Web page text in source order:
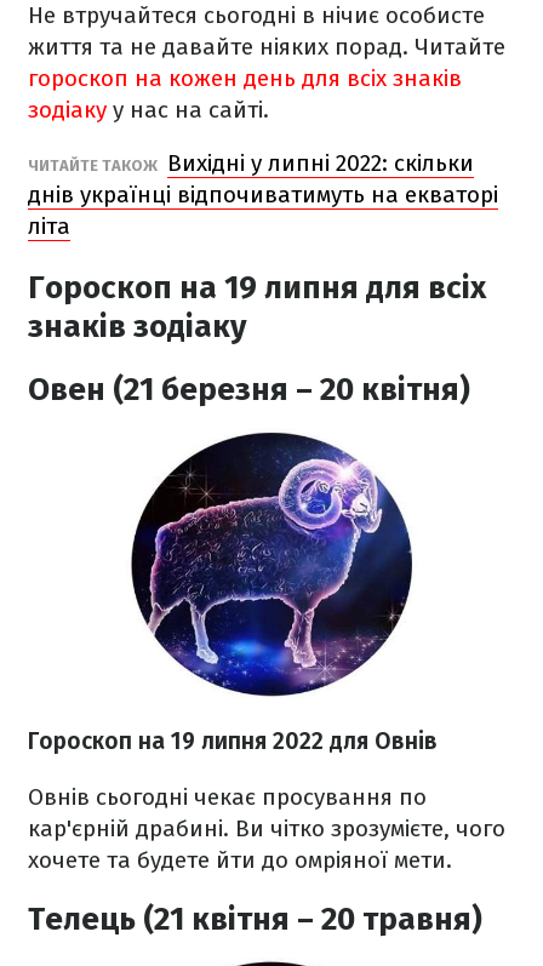
Не втручайтеся сьогодні в нічиє особисте
життя та не давайте ніяких порад. Читайте
гороскоп на кожен день для всіх знаків
зодіаку у нас на сайті.
ЧИТАЙТЕ ТАКОЖ
Вихідні у липні 2022: скільки
днів українці відпочиватимуть на екваторі
літа
Гороскоп на 19 липня для всіх
знаків зодіаку
Овен (21 березня – 20 квітня)
Гороскоп на 19 липня 2022 для Овнів
Овнів сьогодні чекає просування по
кар'єрній драбині. Ви чітко зрозумієте, чого
хочете та будете йти до омріяної мети.
Телець (21 квітня – 20 травня)